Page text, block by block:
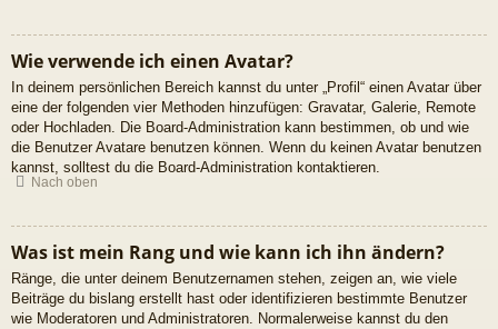
Wie verwende ich einen Avatar?
In deinem persönlichen Bereich kannst du unter „Profil“ einen Avatar über
eine der folgenden vier Methoden hinzufügen: Gravatar, Galerie, Remote
oder Hochladen. Die Board-Administration kann bestimmen, ob und wie
die Benutzer Avatare benutzen können. Wenn du keinen Avatar benutzen
kannst, solltest du die Board-Administration kontaktieren.
Nach oben
Was ist mein Rang und wie kann ich ihn ändern?
Ränge, die unter deinem Benutzernamen stehen, zeigen an, wie viele
Beiträge du bislang erstellt hast oder identifizieren bestimmte Benutzer
wie Moderatoren und Administratoren. Normalerweise kannst du den